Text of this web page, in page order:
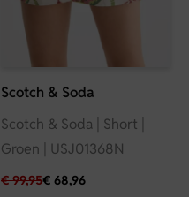
Scotch & Soda
Scotch & Soda | Short |
Groen | USJ01368N
€99,95€ 68,96